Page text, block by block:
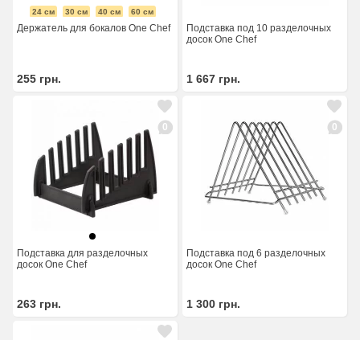
24 см 30 см 40 см 60 см
Держатель для бокалов One Chef
255 грн.
Подставка под 10 разделочных
досок One Chef
1 667 грн.
0
Подставка для разделочных
досок One Chef
263 грн.
0
Подставка под 6 разделочных
досок One Chef
1 300 грн.